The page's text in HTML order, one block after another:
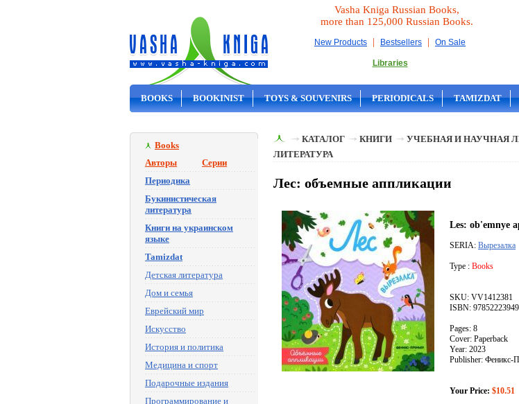
Vasha Kniga Russian Books,
more than 125,000 Russian Books.
New Products | Bestsellers | On Sale
Libraries
BOOKS BOOKINIST TOYS & SOUVENIRS PERIODICALS TAMIZDAT
Books
Авторы
Серии
Периодика
Букинистическая
литература
Книги на украинском
языке
Tamizdat
Детская литература
Дом и семья
Еврейский мир
Искусство
История и политика
Медицина и спорт
Подарочные издания
Программирование и
КАТАЛОГ КНИГИ УЧЕБНАЯ И НАУЧНАЯ
ЛИТЕРАТУРА
Лес: объемные аппликации
Les: ob'emnye
SERIA: Вырезалка
Type : Books
SKU: VV1412381
ISBN:
Pages: 8
Cover: Paperback
Year: 2023
Publisher: Феникс-
Your Price: $10.51